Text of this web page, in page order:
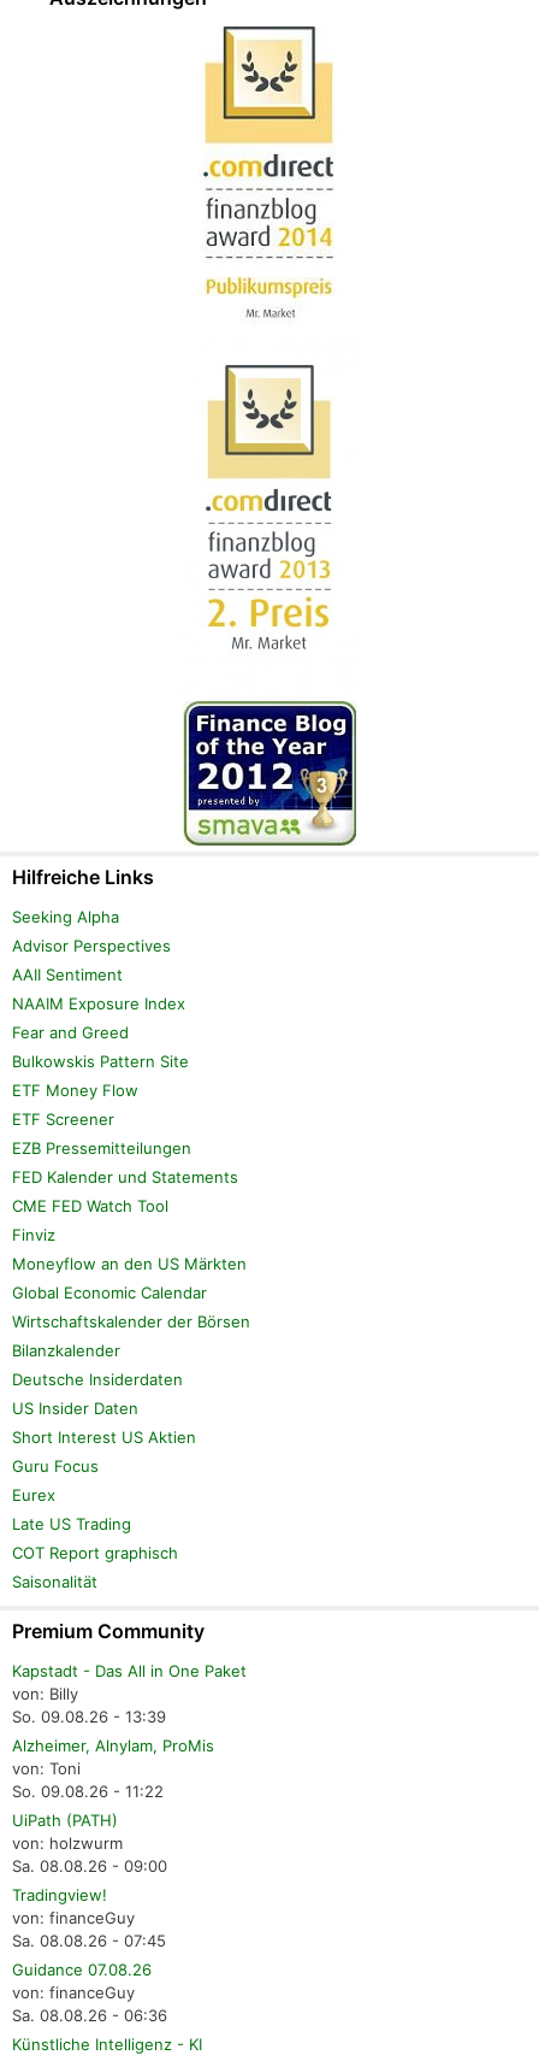
Hilfreiche Links
Seeking Alpha
Advisor Perspectives
AAII Sentiment
NAAIM Exposure Index
Fear and Greed
Bulkowskis Pattern Site
ETF Money Flow
ETF Screener
EZB Pressemitteilungen
FED Kalender und Statements
CME FED Watch Tool
Finviz
Moneyflow an den US Märkten
Global Economic Calendar
Wirtschaftskalender der Börsen
Bilanzkalender
Deutsche Insiderdaten
US Insider Daten
Short Interest US Aktien
Guru Focus
Eurex
Late US Trading
COT Report graphisch
Saisonalität
Premium Community
Kapstadt - Das All in One Paket
von: Billy
So. 09.08.26 - 13:39
Alzheimer, Alnylam, ProMis
von: Toni
So. 09.08.26 - 11:22
UiPath (PATH)
von: holzwurm
Sa. 08.08.26 - 09:00
Tradingview!
von: financeGuy
Sa. 08.08.26 - 07:45
Guidance 07.08.26
von: financeGuy
Sa. 08.08.26 - 06:36
Künstliche Intelligenz - KI